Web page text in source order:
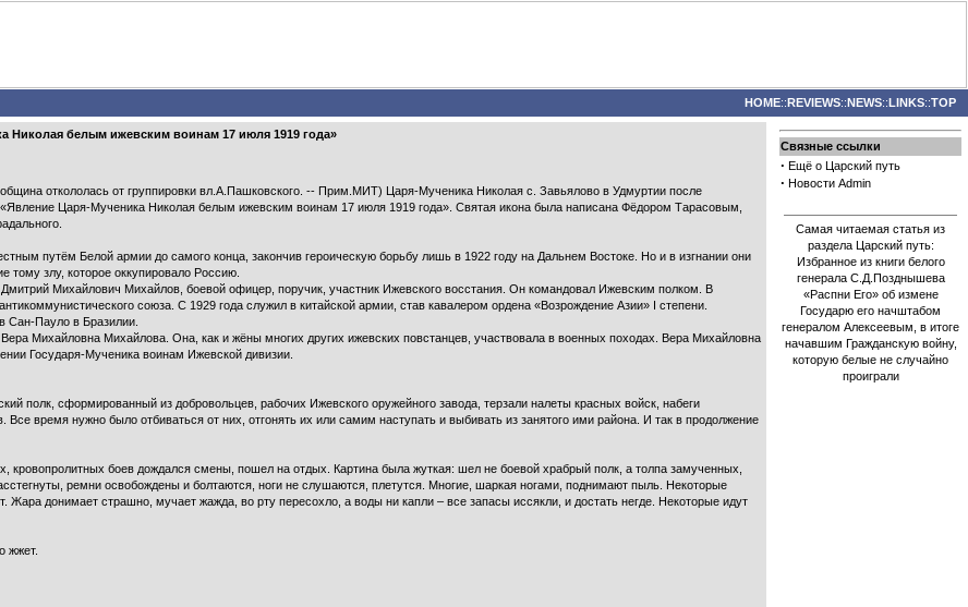
HOME::REVIEWS::NEWS::LINKS::TOP
Николая белым ижевским воинам 17 июля 1919 года»
откололась от группировки вл.А.Пашковского. -- Прим.МИТ) Царя-Мученика Николая с. Завьялово в Удмуртии после
Царя-Мученика Николая белым ижевским воинам 17 июля 1919 года». Святая икона была написана Фёдором Тарасовым,
путём Белой армии до самого конца, закончив героическую борьбу лишь в 1922 году на Дальнем Востоке. Но и в изгнании они
тому злу, которое оккупировало Россию.
Михайлович Михайлов, боевой офицер, поручик, участник Ижевского восстания. Он командовал Ижевским полком. В
союза. С 1929 года служил в китайской армии, став кавалером ордена «Возрождение Азии» I степени.
Сан-Пауло в Бразилии.
Михайловна Михайлова. Она, как и жёны многих других ижевских повстанцев, участвовала в военных походах. Вера Михайловна
Государя-Мученика воинам Ижевской дивизии.
полк, сформированный из добровольцев, рабочих Ижевского оружейного завода, терзали налеты красных войск, набеги
Все время нужно было отбиваться от них, отгонять их или самим наступать и выбивать из занятого ими района. И так в продолжение
кровопролитных боев дождался смены, пошел на отдых. Картина была жуткая: шел не боевой храбрый полк, а толпа замученных,
ремни освобождены и болтаются, ноги не слушаются, плетутся. Многие, шаркая ногами, поднимают пыль. Некоторые
Жара донимает страшно, мучает жажда, во рту пересохло, а воды ни капли – все запасы иссякли, и достать негде. Некоторые идут
жжет.
Связные ссылки
· Ещё о Царский путь
· Новости Admin
Самая читаемая статья из
раздела Царский путь:
Избранное из книги белого
генерала С.Д.Позднышева
«Распни Его» об измене
Государю его начштабом
генералом Алексеевым, в итоге
начавшим Гражданскую войну,
которую белые не случайно
проиграли